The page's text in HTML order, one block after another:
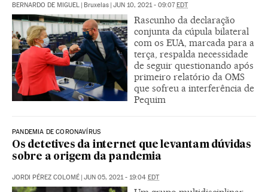
BERNARDO DE MIGUEL Bruxelas JUN 10, 2021 - 09:07 EDT
Rascunho da declaração
conjunta da cúpula bilateral
com os EUA, marcada para a
terça, respalda necessidade
de seguir questionando após
primeiro relatório da OMS
que sofreu a interferência de
Pequim
PANDEMIA DE CORONAVÍRUS
Os detetives da internet que levantam dúvidas
sobre a origem da pandemia
JORDI PÉREZ COLOMÉ JUN 05, 2021 - 19:04 EDT